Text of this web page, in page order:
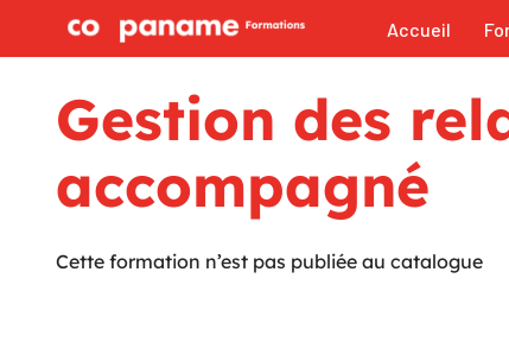
Aller
contenu
Accueil
Gestion des
accompagné
Cette formation n’est pas publiée au catalogue